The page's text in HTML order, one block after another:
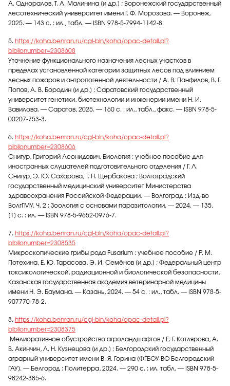
А. Одноралов, Т. А. Малинина [и др.] ; Воронежский государственный
лесотехнический университет имени Г. Ф. Морозова. — Воронеж,
2025. — 143 с. : ил., табл. — ISBN 978-5-7994-1142-8.
5. https://koha.benran.ru/cgi-bin/koha/opac-detail.pl?
biblionumber=2308608
Уточнение функционального назначения лесных участков в
пределах установленной категории защитных лесов под влиянием
лесных пожаров и антропогенной деятельности / А. В. Панфилов, В. Г.
Попов, А. В. Бородин [и др.] ; Саратовский государственный
университет генетики, биотехнологии и инженерии имени Н. И.
Вавилова. — Саратов, 2025. — 160 с. : ил., табл., факс. — ISBN 978-5-
00207-753-3.
6. https://koha.benran.ru/cgi-bin/koha/opac-detail.pl?
biblionumber=2308606
Снигур, Григорий Леонидович. Биология : учебное пособие для
иностранных слушателей подготовительного отделения / Г. Л.
Снигур, Э. Ю. Сахарова, Т. Н. Щербакова ; Волгоградский
государственный медицинский университет Министерства
здравоохранения Российской Федерации. — Волгоград : Изд-во
ВолгГМУ. Ч. 2 : Зоология с основами паразитологии. — 2024. — 135,
[1] с. : ил. — ISBN 978-5-9652-0976-7.
7. https://koha.benran.ru/cgi-bin/koha/opac-detail.pl?
biblionumber=2308535
Микроскопические грибы рода Fusarium : учебное пособие / Р. М.
Потехина, Е. Ю. Тарасова, Э. И. Семёнов [и др.] ; Федеральный центр
токсикологической, радиационной и биологической безопасности,
Казанская государственная академия ветеринарной медицины
имени Н. Э. Баумана. — Казань, 2024. — 54 с. : ил., табл. — ISBN 978-5-
907770-78-2.
8. https://koha.benran.ru/cgi-bin/koha/opac-detail.pl?
biblionumber=2308375
Мелиоративное обустройство агроландшафтов / Е. Г. Котлярова, А.
В. Акинчин, Л. Н. Кузнецова [и др.] ; Белгородский государственный
аграрный университет имени В. Я. Горина (ФГБОУ ВО Белгородский
ГАУ). — Белгород : Политерра, 2024. — 290 с. : ил. табл. — ISBN 978-5-
98242-385-6.